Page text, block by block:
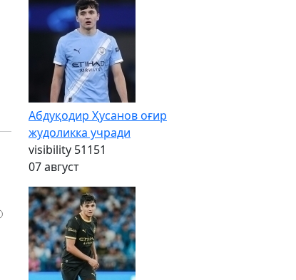
Абдуқодир Ҳусанов оғир
жудоликка учради
visibility 51151
07 август